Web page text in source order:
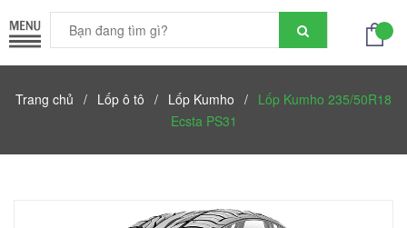
Trang chủ / Lốp ô tô / Lốp Kumho / Lốp Kumho 235/50R18
Ecsta PS31